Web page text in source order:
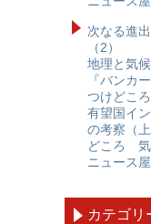
次なる進
（2）
地理と気候
『バンカ
つけどこ
有望国イ
の考察（
どころ 気
ニュース
カテゴリ